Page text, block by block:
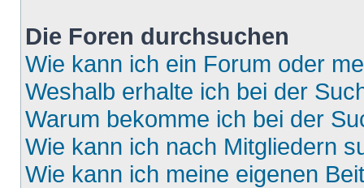
Die Foren durchsuchen
Wie kann ich ein Forum oder
Weshalb erhalte ich bei der
Warum bekomme ich bei der
Wie kann ich nach Mitgliedern
Wie kann ich meine eigenen